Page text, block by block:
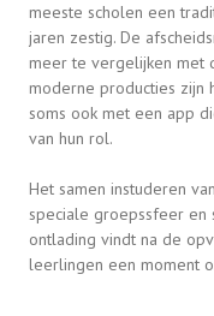
meeste scholen een
jaren zestig. De
meer te vergelijken met
moderne producties zijn
soms ook met een app
van hun rol.
Het samen instuderen
speciale groepssfeer en
ontlading vindt na de
leerlingen een moment